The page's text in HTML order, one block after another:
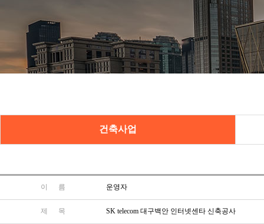
건축사업
이 름 운영자
제 목 SK telecom 대구백안 인터넷센타 신축공사